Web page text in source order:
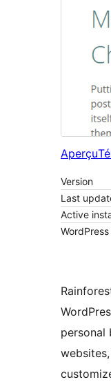
Aperçu
Version
Last
Active
personal